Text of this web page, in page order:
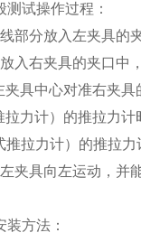
试操作过程：
部分放入左夹具的
入右夹具的夹口中
具中心对准右夹具
力计）的推拉力计
拉力计）的推拉
夹具向左运动，并
方法：